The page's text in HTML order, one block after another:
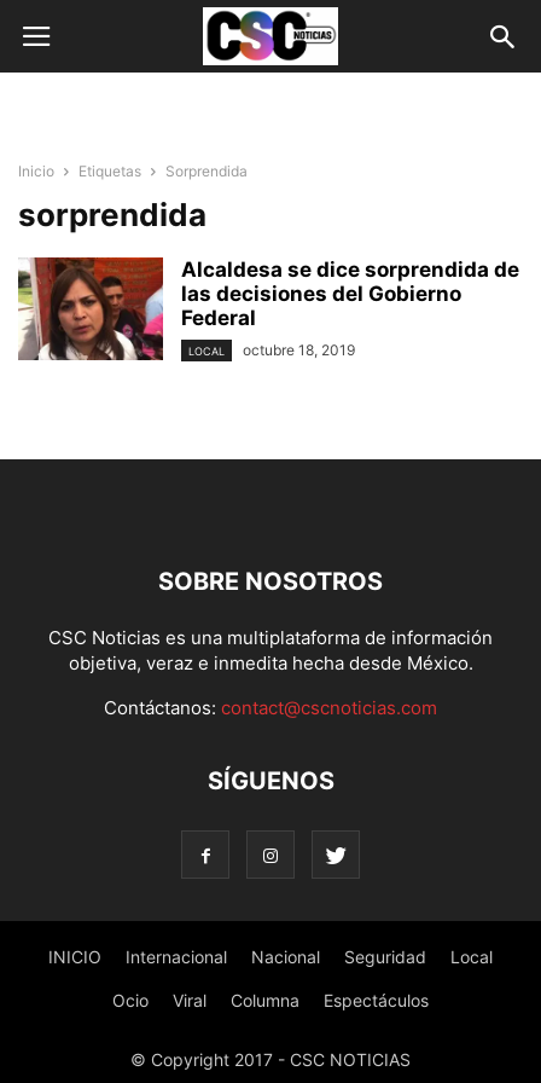
Inicio Etiquetas Sorprendida
sorprendida
Alcaldesa se dice sorprendida de
las decisiones del Gobierno
Federal
LOCAL octubre 18, 2019
SOBRE NOSOTROS
CSC Noticias es una multiplataforma de información
objetiva, veraz e inmedita hecha desde México.
Contáctanos: contact@cscnoticias.com
SÍGUENOS
INICIO Internacional Nacional Seguridad Local
Ocio Viral Columna Espectáculos
© Copyright 2017 - CSC NOTICIAS